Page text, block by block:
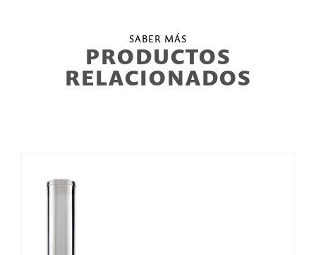
SABER MÁS
PRODUCTOS
RELACIONADOS